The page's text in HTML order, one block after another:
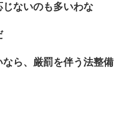
じないのも多いわな
ら、厳罰を伴う法整備